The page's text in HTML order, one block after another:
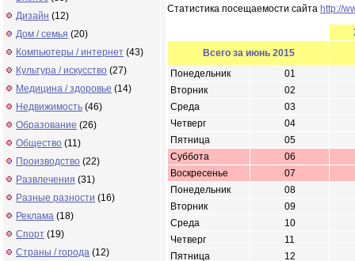
Дизайн (12)
Дом / семья (20)
Компьютеры / интернет (43)
Культура / искусство (27)
Медицина / здоровье (14)
Недвижимость (46)
Образование (26)
Общество (11)
Производство (22)
Развлечения (31)
Разные разности (16)
Реклама (18)
Спорт (19)
Страны / города (12)
Статистика посещаемости сайта http://
Всего за июнь 2015
Понедельник
01
Вторник
02
Среда
03
Четверг
04
Пятница
05
Суббота
06
Воскресенье
07
Понедельник
08
Вторник
09
Среда
10
Четверг
11
Пятница
12